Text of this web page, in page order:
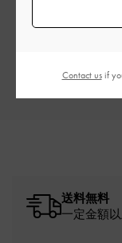
送料無料
一定金額
Contact usif